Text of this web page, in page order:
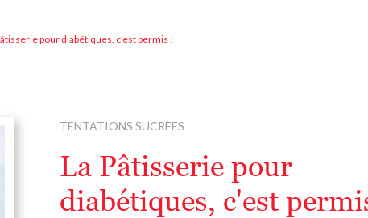
pour diabétiques, c'est permis !
TENTATIONS SUCRÉES
La Pâtisserie pour
diabétiques, c'est